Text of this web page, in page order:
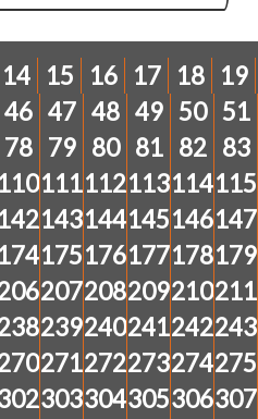
14 15 16 17 18 19
46 47 48 49 50 51
78 79 80 81 82 83
110111112113114115
142143144145146147
174175176177178179
207208209210211
239240241242243
271272273274275
303304305306307